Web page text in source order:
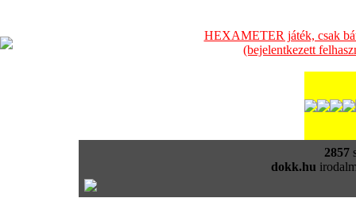
HEXAMETER játék, csak
(bejelentkezett
2857
dokk.hu